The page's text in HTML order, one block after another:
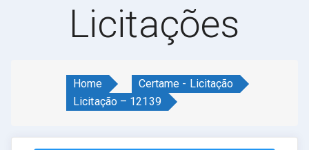
Licitações
Home
Certame - Licitação
Licitação – 12139